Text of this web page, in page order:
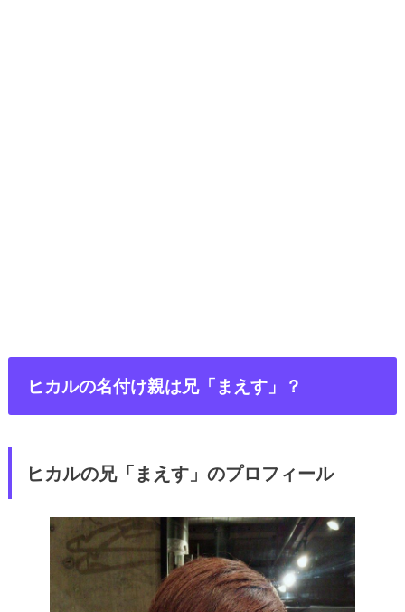
ヒカルの名付け親は兄「まえす」？
ヒカルの兄「まえす」のプロフィール